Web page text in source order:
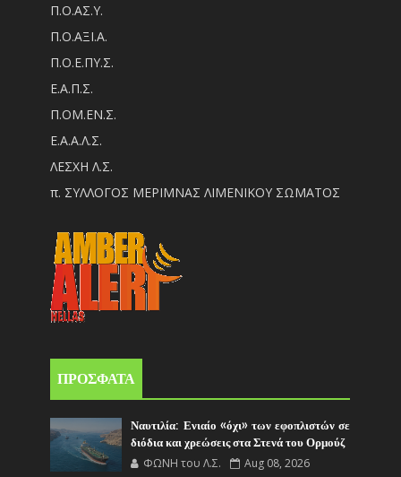
Π.Ο.ΑΣ.Υ.
Π.Ο.ΑΞΙ.Α.
Π.Ο.Ε.ΠΥ.Σ.
Ε.Α.Π.Σ.
Π.ΟM.EN.Σ.
Ε.Α.Α.Λ.Σ.
ΛΕΣΧΗ Λ.Σ.
π. ΣΥΛΛΟΓΟΣ ΜΕΡΙΜΝΑΣ ΛΙΜΕΝΙΚΟΥ ΣΩΜΑΤΟΣ
ΠΡΟΣΦΑΤΑ
Ναυτιλία: Ενιαίο «όχι» των εφοπλιστών σε
διόδια και χρεώσεις στα Στενά του Ορμούζ
ΦΩΝΗ του Λ.Σ. Aug 08, 2026